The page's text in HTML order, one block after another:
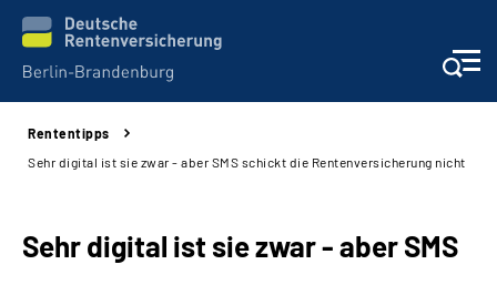
Aktuelles
Rententipps
Sehr digital ist sie zwar - aber SMS schickt die Rentenversicherung nicht
Sehr digital ist sie zwar - aber SMS